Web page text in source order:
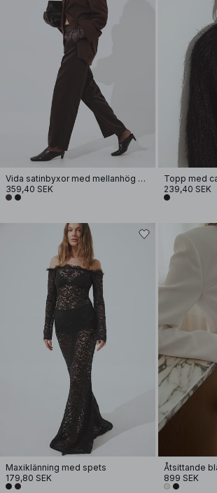
Vida satinbyxor med mellanhög midja
359,40 SEK
Topp med
239,40 SEK
Maxiklänning med spets
179,80 SEK
899 SEK